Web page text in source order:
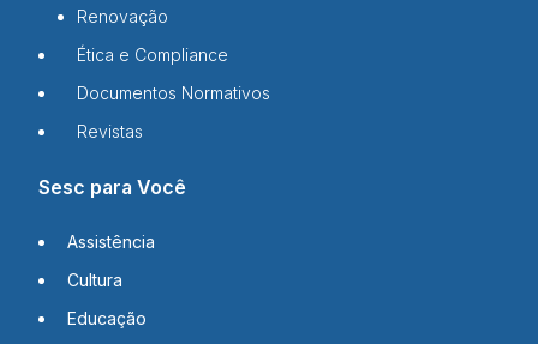
Renovação
Ética e Compliance
Documentos Normativos
Revistas
Sesc para Você
Assistência
Cultura
Educação